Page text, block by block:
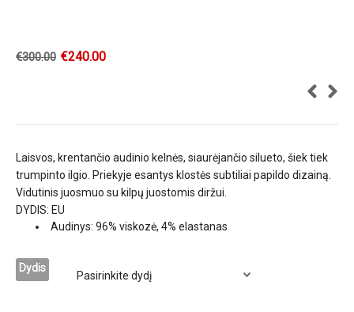
€300.00 €240.00
Laisvos, krentančio audinio kelnės, siaurėjančio silueto, šiek tiek
trumpinto ilgio. Priekyje esantys klostės subtiliai papildo dizainą.
Vidutinis juosmuo su kilpų juostomis diržui.
DYDIS: EU
Audinys: 96% viskozė, 4% elastanas
Dydis